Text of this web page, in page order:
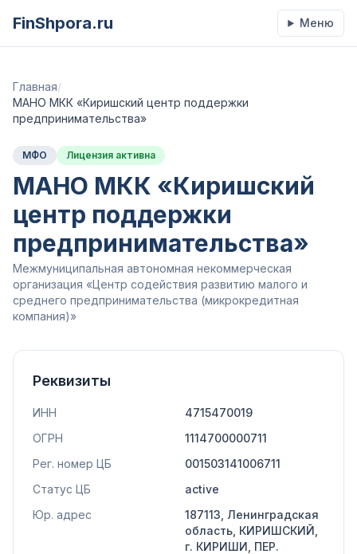
FinShpora.ru Меню
Главная/
МАНО МКК «Киришский центр поддержки
предпринимательства»
МФО Лицензия активна
МАНО МКК «Киришский
центр поддержки
предпринимательства»
Межмуниципальная автономная некоммерческая
организация «Центр содействия развитию малого и
среднего предпринимательства (микрокредитная
компания)»
Реквизиты
ИНН
4715470019
ОГРН
1114700000711
Рег. номер ЦБ
001503141006711
Статус ЦБ
active
Юр. адрес
187113, Ленинградская
область, КИРИШСКИЙ,
г. КИРИШИ, ПЕР.